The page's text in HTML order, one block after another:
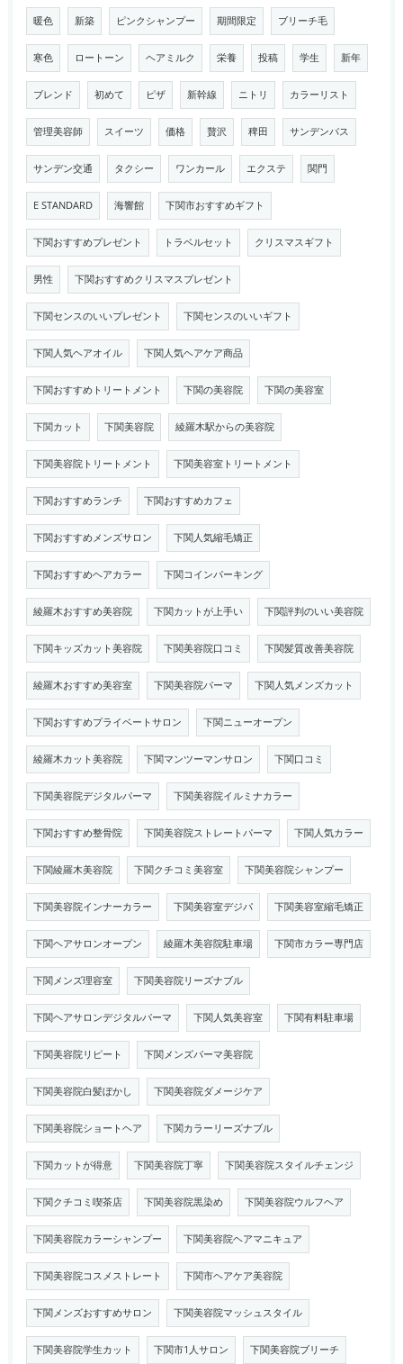
暖色 新築 ピンクシャンプー 期間限定 ブリーチ毛
寒色 ロートーン ヘアミルク 栄養 投稿 学生 新年
ブレンド 初めて ピザ 新幹線 ニトリ カラーリスト
管理美容師 スイーツ 価格 贅沢 稗田 サンデンバス
サンデン交通 タクシー ワンカール エクステ 関門
E STANDARD 海響館 下関市おすすめギフト
下関おすすめプレゼント トラベルセット クリスマスギフト
男性 下関おすすめクリスマスプレゼント
下関センスのいいプレゼント 下関センスのいいギフト
下関人気ヘアオイル 下関人気ヘアケア商品
下関おすすめトリートメント 下関の美容院 下関の美容室
下関カット 下関美容院 綾羅木駅からの美容院
下関美容院トリートメント 下関美容室トリートメント
下関おすすめランチ 下関おすすめカフェ
下関おすすめメンズサロン 下関人気縮毛矯正
下関おすすめヘアカラー 下関コインパーキング
綾羅木おすすめ美容院 下関カットが上手い 下関評判のいい美容院
下関キッズカット美容院 下関美容院口コミ 下関髪質改善美容院
綾羅木おすすめ美容室 下関美容院パーマ 下関人気メンズカット
下関おすすめプライベートサロン 下関ニューオープン
綾羅木カット美容院 下関マンツーマンサロン 下関口コミ
下関美容院デジタルパーマ 下関美容院イルミナカラー
下関おすすめ整骨院 下関美容院ストレートパーマ 下関人気カラー
下関綾羅木美容院 下関クチコミ美容室 下関美容院シャンプー
下関美容院インナーカラー 下関美容室デジパ 下関美容室縮毛矯正
下関ヘアサロンオープン 綾羅木美容院駐車場 下関市カラー専門店
下関メンズ理容室 下関美容院リーズナブル
下関ヘアサロンデジタルパーマ 下関人気美容室 下関有料駐車場
下関美容院リピート 下関メンズパーマ美容院
下関美容院白髪ぼかし 下関美容院ダメージケア
下関美容院ショートヘア 下関カラーリーズナブル
下関カットが得意 下関美容院丁寧 下関美容院スタイルチェンジ
下関クチコミ喫茶店 下関美容院黒染め 下関美容院ウルフヘア
下関美容院カラーシャンプー 下関美容院ヘアマニキュア
下関美容院コスメストレート 下関市ヘアケア美容院
下関メンズおすすめサロン 下関美容院マッシュスタイル
下関美容院学生カット 下関市1人サロン 下関美容院ブリーチ